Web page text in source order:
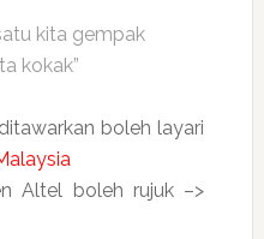
kita gempak
kokak”
boleh layari
Altel boleh rujuk –>